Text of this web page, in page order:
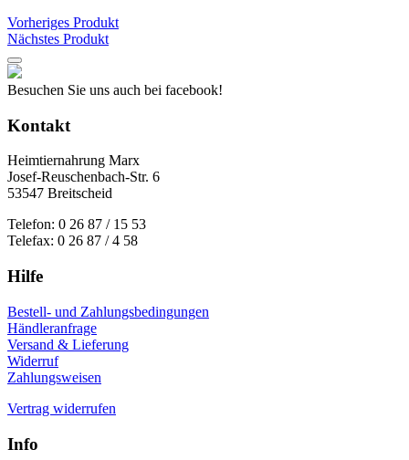
Vorheriges Produkt
Nächstes Produkt
Besuchen Sie uns auch bei facebook!
Kontakt
Heimtiernahrung Marx
Josef-Reuschenbach-Str. 6
53547 Breitscheid
Telefon: 0 26 87 / 15 53
Telefax: 0 26 87 / 4 58
Hilfe
Bestell- und Zahlungsbedingungen
Händleranfrage
Versand & Lieferung
Widerruf
Zahlungsweisen
Vertrag widerrufen
Info